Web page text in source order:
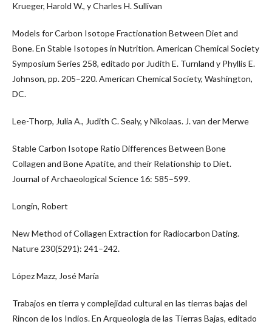
Krueger, Harold W., y Charles H. Sullivan
Models for Carbon Isotope Fractionation Between Diet and
Bone. En Stable Isotopes in Nutrition. American Chemical Society
Symposium Series 258, editado por Judith E. Turnland y Phyllis E.
Johnson, pp. 205–220. American Chemical Society, Washington,
DC.
Lee-Thorp, Julia A., Judith C. Sealy, y Nikolaas. J. van der Merwe
Stable Carbon Isotope Ratio Differences Between Bone
Collagen and Bone Apatite, and their Relationship to Diet.
Journal of Archaeological Science 16: 585–599.
Longin, Robert
New Method of Collagen Extraction for Radiocarbon Dating.
Nature 230(5291): 241–242.
López Mazz, José María
Trabajos en tierra y complejidad cultural en las tierras bajas del
Rincon de los Indios. En Arqueologia de las Tierras Bajas, editado